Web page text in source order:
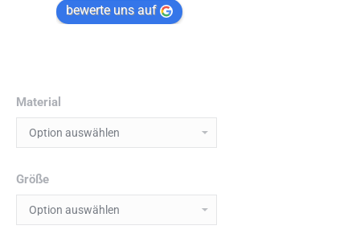
bewerte uns auf
Material
Größe